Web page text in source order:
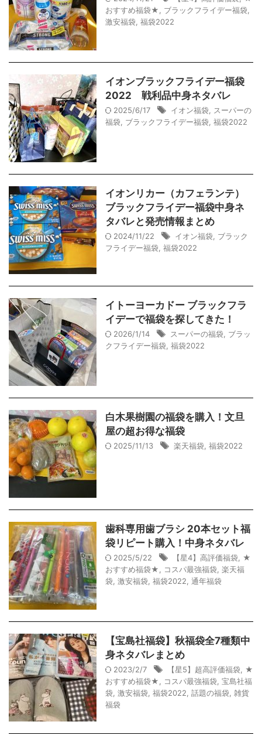
おすすめ福袋★, ブラックフライデー福袋,
激安福袋, 福袋2022
イオンブラックフライデー福袋
2022 戦利品中身ネタバレ
2025/6/17 イオン福袋, スーパーの
福袋, ブラックフライデー福袋, 福袋2022
イオンリカー（カフェランテ）
ブラックフライデー福袋中身ネ
タバレと発売情報まとめ
2024/11/22 イオン福袋, ブラック
フライデー福袋, 福袋2022
イトーヨーカドー ブラックフラ
イデーで福袋を探してきた！
2026/1/14 スーパーの福袋, ブラッ
クフライデー福袋, 福袋2022
白木果樹園の福袋を購入！文旦
屋の超お得な福袋
2025/11/13 楽天福袋, 福袋2022
歯科専用歯ブラシ 20本セット福
袋リピート購入！中身ネタバレ
2025/5/22 【星4】高評価福袋, ★
おすすめ福袋★, コスパ最強福袋, 楽天福
袋, 激安福袋, 福袋2022, 通年福袋
【宝島社福袋】秋福袋全7種類中
身ネタバレまとめ
2023/2/7 【星5】超高評価福袋, ★
おすすめ福袋★, コスパ最強福袋, 宝島社福
袋, 激安福袋, 福袋2022, 話題の福袋, 雑貨
福袋